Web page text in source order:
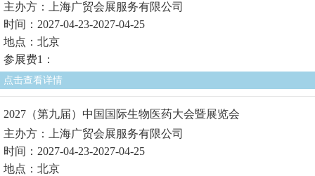
主办方：上海广贸会展服务有限公司
时间：2027-04-23-2027-04-25
地点：北京
参展费1：
点击查看详情
2027（第九届）中国国际生物医药大会暨展览会
主办方：上海广贸会展服务有限公司
时间：2027-04-23-2027-04-25
地点：北京